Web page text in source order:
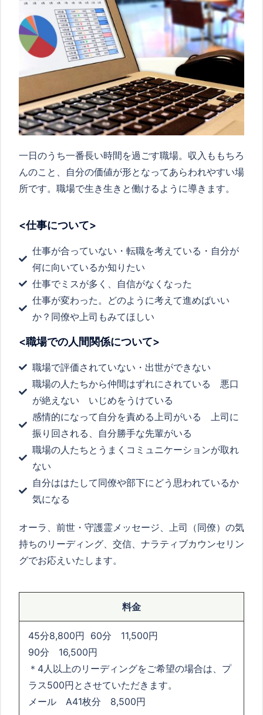
一日のうち一番長い時間を過ごす職場。収入ももちろ
んのこと、自分の価値が形となってあらわれやすい場
所です。職場で生き生きと働けるように導きます。
<仕事について>
仕事が合っていない・転職を考えている・自分が
何に向いているか知りたい
仕事でミスが多く、自信がなくなった
仕事が変わった。どのように考えて進めばいい
か？同僚や上司もみてほしい
<職場での人間関係について>
職場で評価されていない・出世ができない
職場の人たちから仲間はずれにされている 悪口
が絶えない いじめをうけている
感情的になって自分を責める上司がいる 上司に
振り回される、自分勝手な先輩がいる
職場の人たちとうまくコミュニケーションが取れ
ない
自分ははたして同僚や部下にどう思われているか
気になる
オーラ、前世・守護霊メッセージ、上司（同僚）の気
持ちのリーディング、交信、ナラティブカウンセリン
グでお応えいたします。
料金
45分8,800円 60分 11,500円
90分 16,500円
＊4人以上のリーディングをご希望の場合は、プ
ラス500円とさせていただきます。
メール A41枚分 8,500円